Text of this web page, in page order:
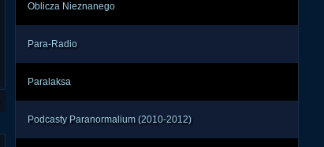
Oblicza Nieznanego
Para-Radio
Paralaksa
Podcasty Paranormalium (2010-2012)